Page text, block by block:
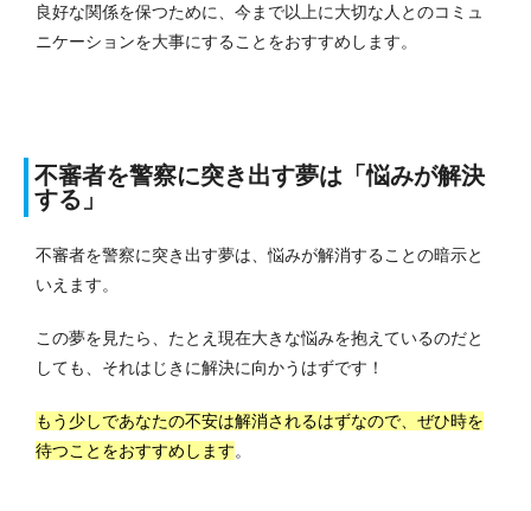
良好な関係を保つために、今まで以上に大切な人とのコミュ
ニケーションを大事にすることをおすすめします。
不審者を警察に突き出す夢は「悩みが解決
する」
不審者を警察に突き出す夢は、悩みが解消することの暗示と
いえます。
この夢を見たら、たとえ現在大きな悩みを抱えているのだと
しても、それはじきに解決に向かうはずです！
もう少しであなたの不安は解消されるはずなので、ぜひ時を
待つことをおすすめします。